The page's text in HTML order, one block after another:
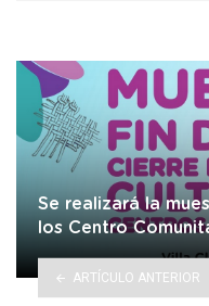
Se realizará la
los Centro
ARTÍCULO ANTERIOR